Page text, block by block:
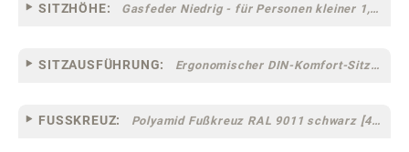
SITZHÖHE: Gasfeder Niedrig - für Personen kleiner 1,60 m
SITZAUSFÜHRUNG: Ergonomischer DIN-Komfort-Sitz [75]
FUSSKREUZ: Polyamid Fußkreuz RAL 9011 schwarz [44]